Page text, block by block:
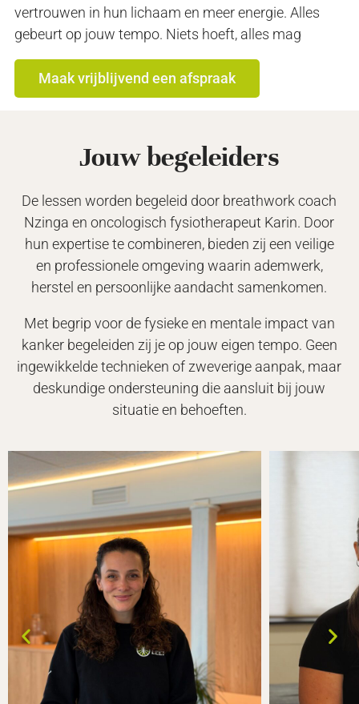
vertrouwen in hun lichaam en meer energie. Alles
gebeurt op jouw tempo. Niets hoeft, alles mag
Maak vrijblijvend een afspraak
Jouw begeleiders
De lessen worden begeleid door breathwork coach
Nzinga en oncologisch fysiotherapeut Karin. Door
hun expertise te combineren, bieden zij een veilige
en professionele omgeving waarin ademwerk,
herstel en persoonlijke aandacht samenkomen.
Met begrip voor de fysieke en mentale impact van
kanker begeleiden zij je op jouw eigen tempo. Geen
ingewikkelde technieken of zweverige aanpak, maar
deskundige ondersteuning die aansluit bij jouw
situatie en behoeften.